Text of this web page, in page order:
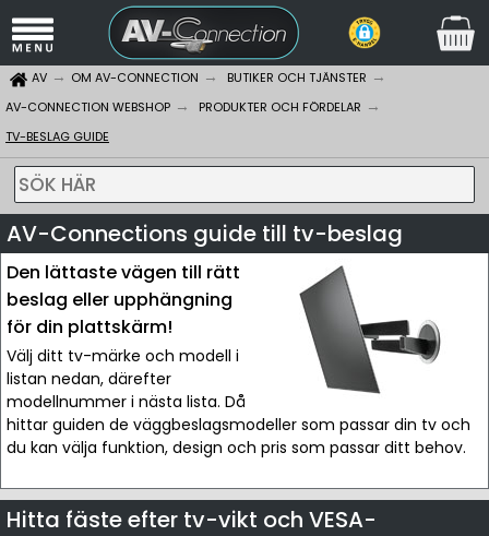
AV OM AV-CONNECTION
BUTIKER OCH TJÄNSTER
AV-CONNECTION WEBSHOP
PRODUKTER OCH FÖRDELAR
TV-BESLAG GUIDE
SÖK HÄR
AV-Connections guide till tv-beslag
Den lättaste vägen till rätt
beslag eller upphängning
för din plattskärm!
Välj ditt tv-märke och modell i
listan nedan, därefter
modellnummer i nästa lista. Då
hittar guiden de väggbeslagsmodeller som passar din tv och
du kan välja funktion, design och pris som passar ditt behov.
Hitta fäste efter tv-vikt och VESA-